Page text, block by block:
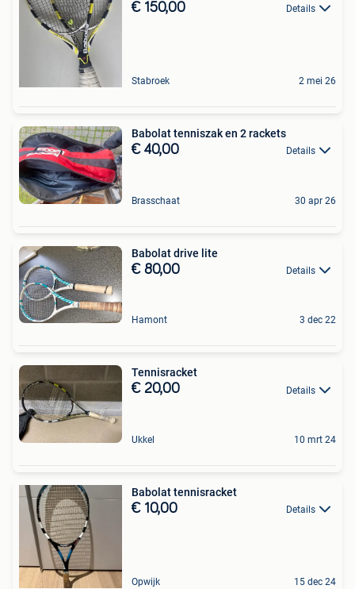
€ 150,00 Details
Stabroek 2 mei 26
Babolat tenniszak en 2 rackets
€ 40,00 Details
Brasschaat 30 apr 26
Babolat drive lite
€ 80,00 Details
Hamont 3 dec 22
Tennisracket
€ 20,00 Details
Ukkel 10 mrt 24
Babolat tennisracket
€ 10,00 Details
Opwijk 15 dec 24